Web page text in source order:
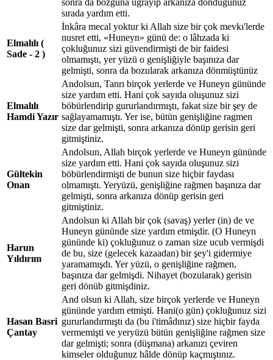
sırada yardım etti.
Elmalılı (
Sade - 2 )
İnkâra mecal yoktur ki Allah size bir çok mevkı'lerde
nusret etti, «Huneyn» günü de: o lâhzada ki
çokluğunuz sizi güvendirmişti de bir faidesi
olmamıştı, yer yüzü o genişliğiyle başınıza dar
gelmişti, sonra da bozularak arkanıza dönmüştünüz
Elmalılı
Hamdi Yazır
Andolsun, Tanrı birçok yerlerde ve Huneyn gününde
size yardım etti. Hani çok sayıda oluşunuz sizi
böbürlendirip gururlandırmıştı, fakat size bir şey de
sağlayamamıştı. Yer ise, bütün genişliğine ragmen
size dar gelmişti, sonra arkanıza dönüp gerisin geri
gitmiştiniz.
Gültekin
Onan
Andolsun, Allah birçok yerlerde ve Huneyn gününde
size yardım etti. Hani çok sayıda oluşunuz sizi
böbürlendirmişti de bunun size hiçbir faydası
olmamıştı. Yeryüzü, genişliğine rağmen başınıza dar
gelmişti, sonra arkanıza dönüp gerisin geri
gitmiştiniz.
Harun
Yıldırım
Andolsun ki Allah bir çok (savaş) yerler (in) de ve
Huneyn gününde size yardım etmişdir. (O Huneyn
gününde ki) çokluğunuz o zaman size ucub vermişdi
de bu, size (gelecek kazaadan) bir şey'i gidermiye
yaramamışdı. Yer yüzü, o genişliğine rağmen,
başınıza dar gelmişdi. Nihayet (bozularak) gerisin
geri dönüb gitmişdiniz.
Hasan Basri
Çantay
And olsun ki Allah, size birçok yerlerde ve Huneyn
gününde yardım etmişti. Hani(o gün) çokluğunuz sizi
gururlandırmıştı da (bu i'timâdınız) size hiçbir fayda
vermemişti ve yeryüzü bütün genişliğine rağmen size
dar gelmişti; sonra (düşmana) arkanızı çeviren
kimseler olduğunuz hâlde dönüp kaçmıştınız.